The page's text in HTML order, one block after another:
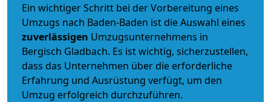
Ein wichtiger Schritt bei der Vorbereitung eines
Umzugs nach Baden-Baden ist die Auswahl eines
zuverlässigen Umzugsunternehmens in
Bergisch Gladbach. Es ist wichtig, sicherzustellen,
dass das Unternehmen über die erforderliche
Erfahrung und Ausrüstung verfügt, um den
Umzug erfolgreich durchzuführen.